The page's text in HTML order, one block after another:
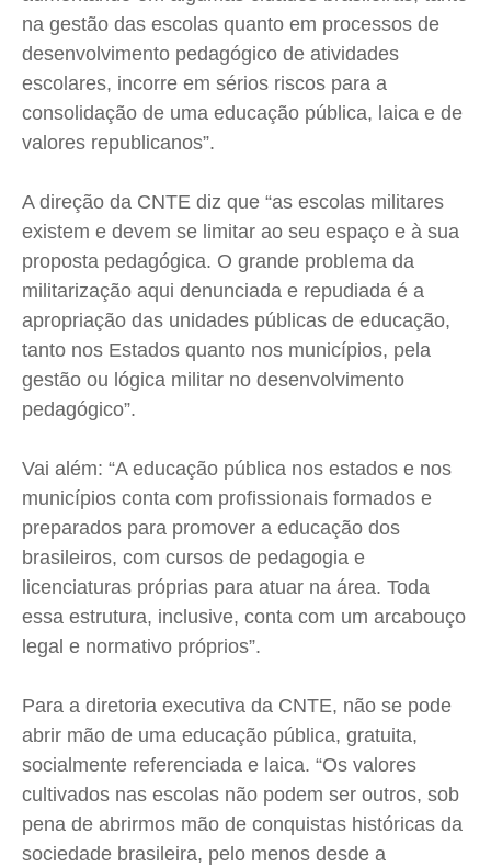
na gestão das escolas quanto em processos de
desenvolvimento pedagógico de atividades
escolares, incorre em sérios riscos para a
consolidação de uma educação pública, laica e de
valores republicanos”.
A direção da CNTE diz que “as escolas militares
existem e devem se limitar ao seu espaço e à sua
proposta pedagógica. O grande problema da
militarização aqui denunciada e repudiada é a
apropriação das unidades públicas de educação,
tanto nos Estados quanto nos municípios, pela
gestão ou lógica militar no desenvolvimento
pedagógico”.
Vai além: “A educação pública nos estados e nos
municípios conta com profissionais formados e
preparados para promover a educação dos
brasileiros, com cursos de pedagogia e
licenciaturas próprias para atuar na área. Toda
essa estrutura, inclusive, conta com um arcabouço
legal e normativo próprios”.
Para a diretoria executiva da CNTE, não se pode
abrir mão de uma educação pública, gratuita,
socialmente referenciada e laica. “Os valores
cultivados nas escolas não podem ser outros, sob
pena de abrirmos mão de conquistas históricas da
sociedade brasileira, pelo menos desde a